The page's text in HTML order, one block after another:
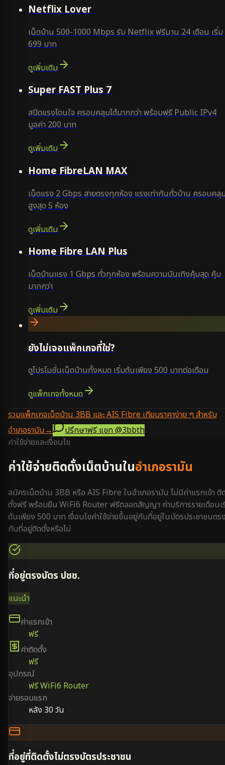
Netflix Lover
เน็ตบ้าน 500-1000 Mbps รับ Netflix ฟรีนาน 24 เดือน เริ่ม
699 บาท
ดูเพิ่มเติม
Super FAST Plus 7
สปีดแรงโดนใจ ครอบคลุมได้มากกว่า พร้อมฟรี Public IPv4
มูลค่า 200 บาท
ดูเพิ่มเติม
Home FibreLAN MAX
เน็ตแรง 2 Gbps สายตรงทุกห้อง แรงเท่ากันทั่วบ้าน ครอบคลุ
สูงสุด 5 ห้อง
ดูเพิ่มเติม
Home Fibre LAN Plus
เน็ตบ้านแรง 1 Gbps ทั่วทุกห้อง พร้อมความบันเทิงคุ้มสุด คุ้ม
มากกว่า
ดูเพิ่มเติม
ยังไม่เจอแพ็กเกจที่ใช่?
ดูโปรโมชั่นเน็ตบ้านทั้งหมด เริ่มต้นเพียง 500 บาทต่อเดือน
ดูแพ็กเกจทั้งหมด
รวมแพ็กเกจเน็ตบ้าน 3BB และ AIS Fibre เทียบราคาง่าย ๆ สำหรับ
อำเภอรามัน→ ปรึกษาฟรี แชท@3bbth
ค่าใช้จ่ายและเงื่อนไข
ค่าใช้จ่ายติดตั้งเน็ตบ้านในอำเภอรามัน
สมัครเน็ตบ้าน 3BB หรือ AIS Fibre ในอำเภอรามัน ไม่มีค่าแรกเข้า ติ
ตั้งฟรี พร้อมยืม WiFi6 Router ฟรีตลอดสัญญา ค่าบริการรายเดือนเ
ต้นเพียง 500 บาท เงื่อนไขค่าใช้จ่ายขึ้นอยู่กับที่อยู่ในบัตรประชาชนตร
กับที่อยู่ติดตั้งหรือไม่
ที่อยู่ตรงบัตร ปชช.
แนะนำ
ค่าแรกเข้า
ฟรี
ค่าติดตั้ง
ฟรี
อุปกรณ์
ฟรี WiFi6 Router
จ่ายรอบแรก
หลัง 30 วัน
ที่อยู่ที่ติดตั้งไม่ตรงบัตรประชาชน